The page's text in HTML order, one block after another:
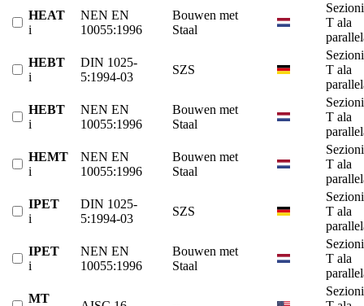
HEAT
i
NEN EN
10055:1996
Bouwen met
Staal
T ala
HEBT
i
DIN 1025-
5:1994-03
SZS
T ala
HEBT
i
NEN EN
10055:1996
Bouwen met
Staal
T ala
HEMT
i
NEN EN
10055:1996
Bouwen met
Staal
T ala
IPET
i
DIN 1025-
5:1994-03
SZS
T ala
IPET
i
NEN EN
10055:1996
Bouwen met
Staal
T ala
MT